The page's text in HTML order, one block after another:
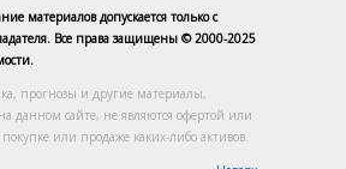
материалов допускается только с
Все права защищены © 2000-2025
прогнозы и другие материалы,
данном сайте, не являются офертой или
или продаже каких-либо активов.